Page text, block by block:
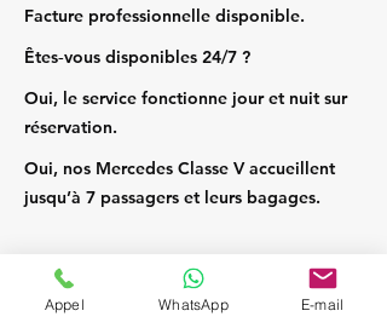
Facture professionnelle disponible.
Êtes‑vous disponibles 24/7 ?
Oui, le service fonctionne jour et nuit sur
réservation.
Oui, nos Mercedes Classe V accueillent
jusqu’à 7 passagers et leurs bagages.
Appel WhatsApp E-mail